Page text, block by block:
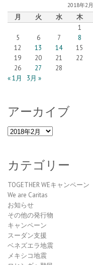
2018年2月
月 火 水 木
1
5
6 7 8
12
13 14 15
19
20 21 22
26
27
28
« 1月
3月 »
アーカイブ
ア
イ
ブ
カテゴリー
TOGETHER WEキャンペーン
We are Caritas
お知らせ
その他の発行物
キャンペーン
スーダン支援
ベネズエラ地震
メキシコ地震